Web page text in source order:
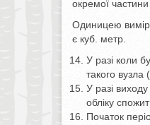
окремої
Одиницею
є куб. метр.
У разі коли
такого вузла
У разі
обліку
Початок